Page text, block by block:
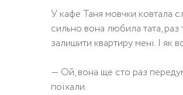
У кафе Таня мовчки ковтала
сильно вона любила тата, раз
залишити квартиру мені. І як
— Ой, вона ще сто раз
поїхали.